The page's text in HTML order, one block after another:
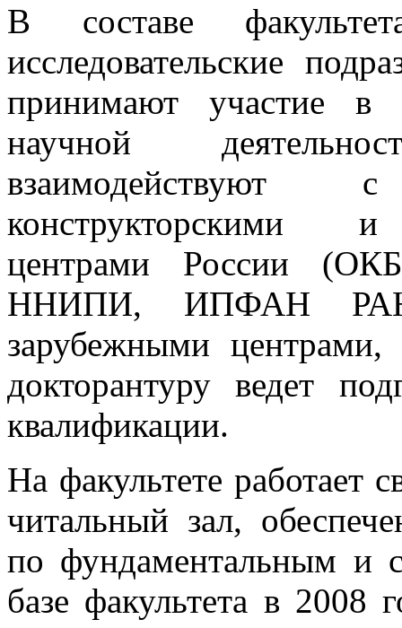
В составе
исследовательские
принимают участие в
научной
конструкторскими и
центрами России
ННИПИ, ИПФАН
зарубежными
докторантуру ведет
квалификации.
На факультете работает
читальный зал,
по фундаментальным и
базе факультета в 2008